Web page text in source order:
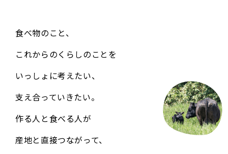
食べ物のこと、
これからのくらしのことを
いっしょに考えたい、
支え合っていきたい。
作る人と食べる人が
産地と直接つながって、
環境を守る
未来のために守り、
残すために。
海の恵みを守る